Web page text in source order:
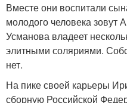
Вместе они воспитали
молодого человека
Усманова владеет
элитными соляриями.
нет.
На пике своей карьеры
сборную Российской